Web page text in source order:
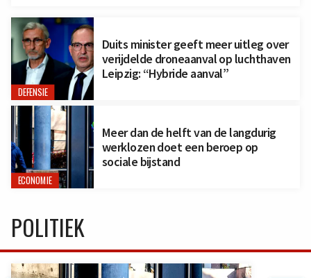
DEFENSIE
Duits minister geeft meer uitleg over
verijdelde droneaanval op luchthaven
Leipzig: “Hybride aanval”
ECONOMIE
Meer dan de helft van de langdurig
werklozen doet een beroep op
sociale bijstand
POLITIEK